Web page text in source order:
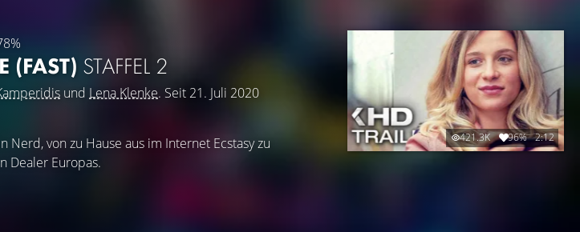
(FAST) STAFFEL 2
und Lena Klenke. Seit 21. Juli 2020
von zu Hause aus im Internet Ecstasy zu
Dealer Europas.
421.3K 96% 2:12